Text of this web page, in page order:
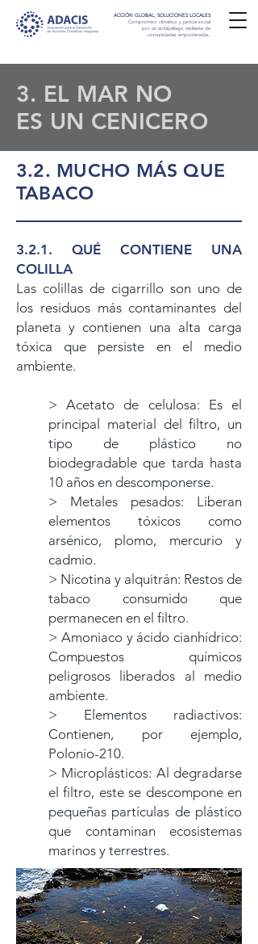
ACCIÓN GLOBAL, SOLUCIONES LOCALES
Compromiso climático y justicia social
por un archipiélago resiliente de
comunidades empoderadas.
3. EL MAR NO
ES UN CENICERO
3.2. MUCHO MÁS QUE
TABACO
3.2.1. QUÉ CONTIENE UNA
COLILLA
Las colillas de cigarrillo son uno de
los residuos más contaminantes del
planeta y contienen una alta carga
tóxica que persiste en el medio
ambiente.
> Acetato de celulosa: Es el
principal material del filtro, un
tipo de plástico no
biodegradable que tarda hasta
10 años en descomponerse.
> Metales pesados: Liberan
elementos tóxicos como
arsénico, plomo, mercurio y
cadmio.
> Nicotina y alquitrán: Restos de
tabaco consumido que
permanecen en el filtro.
> Amoniaco y ácido cianhídrico:
Compuestos químicos
peligrosos liberados al medio
ambiente.
> Elementos radiactivos:
Contienen, por ejemplo,
Polonio-210.
> Microplásticos: Al degradarse
el filtro, este se descompone en
pequeñas partículas de plástico
que contaminan ecosistemas
marinos y terrestres.